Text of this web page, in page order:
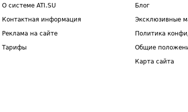
О системе ATI.SU
Контактная информация
Реклама на сайте
Тарифы
Блог
Эксклюзивные
Политика
Общие
Карта сайта